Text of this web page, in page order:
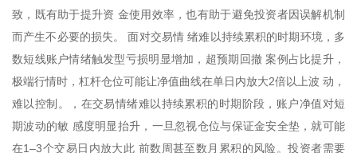
致，既有助于提升资 金使用效率，也有助于避免投资者因误解机制
而产生不必要的损失。 面对交易情 绪难以持续累积的时期环境，多
数短线账户情绪触发型亏损明显增加，超预期回撤 案例占比提升，
极端行情时，杠杆仓位可能让净值曲线在单日内放大2倍以上波 动，
难以控制。，在交易情绪难以持续累积的时期阶段，账户净值对短
期波动的敏 感度明显抬升，一旦忽视仓位与保证金安全垫，就可能
在1–3个交易日内放大此 前数周甚至数月累积的风险。投资者需要